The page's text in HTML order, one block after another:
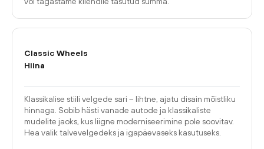
Classic Wheels
Hiina
Klassikalise stiili velgede sari – lihtne, ajatu disain mõistliku
hinnaga. Sobib hästi vanade autode ja klassikaliste
mudelite jaoks, kus liigne moderniseerimine pole soovitav.
Hea valik talvevelgedeks ja igapäevaseks kasutuseks.